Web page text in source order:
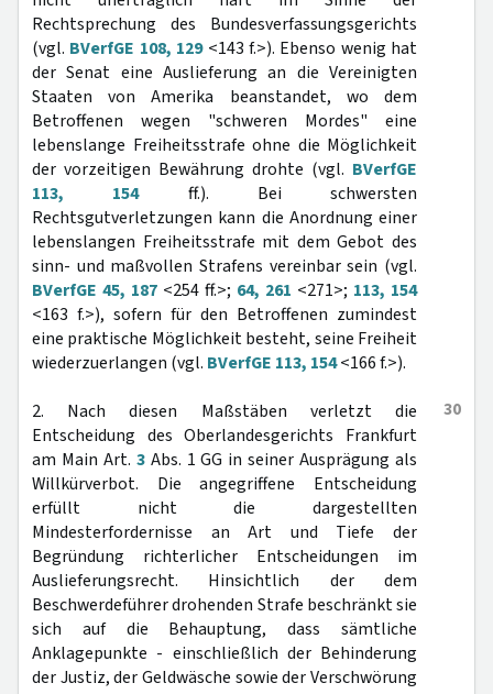
Rechtsprechung des Bundesverfassungsgerichts
(vgl. BVerfGE 108, 129<143 f.>). Ebenso wenig hat
der Senat eine Auslieferung an die Vereinigten
Staaten von Amerika beanstandet, wo dem
Betroffenen wegen "schweren Mordes" eine
lebenslange Freiheitsstrafe ohne die Möglichkeit
der vorzeitigen Bewährung drohte (vgl. BVerfGE
113, 154ff.). Bei schwersten
Rechtsgutverletzungen kann die Anordnung einer
lebenslangen Freiheitsstrafe mit dem Gebot des
sinn- und maßvollen Strafens vereinbar sein (vgl.
BVerfGE 45, 187 <254 ff.>; 64, 261 <271>; 113, 154
<163 f.>), sofern für den Betroffenen zumindest
eine praktische Möglichkeit besteht, seine Freiheit
wiederzuerlangen (vgl. BVerfGE 113, 154<166 f.>).
30
2. Nach diesen Maßstäben verletzt die
Entscheidung des Oberlandesgerichts Frankfurt
am Main Art. 3Abs. 1 GG in seiner Ausprägung als
Willkürverbot. Die angegriffene Entscheidung
erfüllt nicht die dargestellten
Mindesterfordernisse an Art und Tiefe der
Begründung richterlicher Entscheidungen im
Auslieferungsrecht. Hinsichtlich der dem
Beschwerdeführer drohenden Strafe beschränkt sie
sich auf die Behauptung, dass sämtliche
Anklagepunkte - einschließlich der Behinderung
der Justiz, der Geldwäsche sowie der Verschwörung